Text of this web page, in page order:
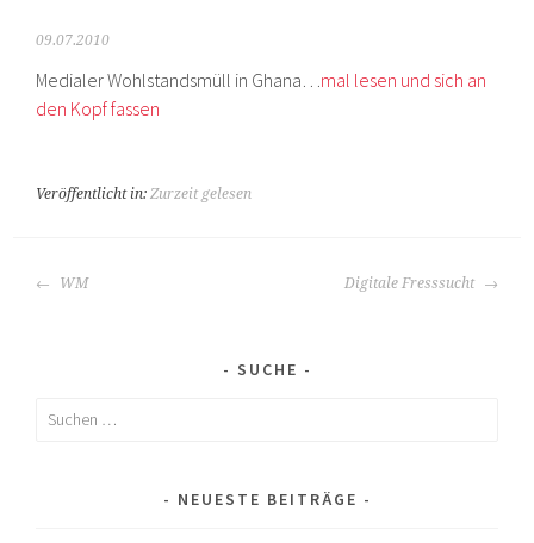
09.07.2010
Medialer Wohlstandsmüll in Ghana…mal lesen und sich an
den Kopf fassen
Veröffentlicht in:Zurzeit gelesen
BEITRAGS-
WM Digitale Fresssucht
SUCHE
Suchen
NEUESTE BEITRÄGE